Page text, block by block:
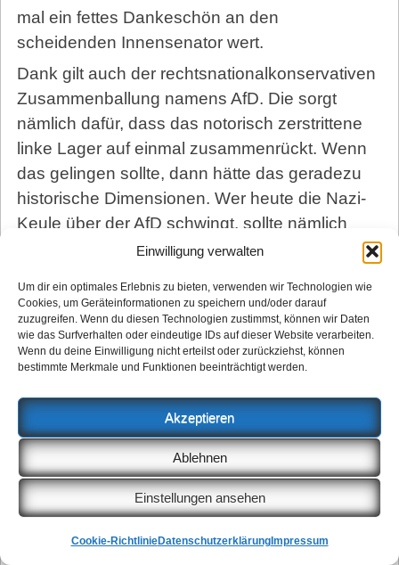
Einwilligung verwalten
Um dir ein optimales Erlebnis zu bieten, verwenden wir Technologien wie
Cookies, um Geräteinformationen zu speichern und/oder darauf
zuzugreifen. Wenn du diesen Technologien zustimmst, können wir Daten
wie das Surfverhalten oder eindeutige IDs auf dieser Website verarbeiten.
Wenn du deine Einwilligung nicht erteilst oder zurückziehst, können
bestimmte Merkmale und Funktionen beeinträchtigt werden.
Akzeptieren
Ablehnen
Einstellungen ansehen
Cookie-RichtlinieDatenschutzerklärungImpressum
mal ein fettes Dankeschön an den
scheidenden Innensenator wert.
Dank gilt auch der rechtsnationalkonservativen
Zusammenballung namens AfD. Die sorgt
nämlich dafür, dass das notorisch zerstrittene
linke Lager auf einmal zusammenrückt. Wenn
das gelingen sollte, dann hätte das geradezu
historische Dimensionen. Wer heute die Nazi-
Keule über der AfD schwingt, sollte nämlich
nicht vergessen, dass der Auftieg der Nazis
Sozialdemokraten und Kommunisten
spinnefeind waren. Wenn die AfD Grüne, Linke
und SPD zusammenschweißt, dann könnte es
auf Jahre hinaus eine stabile linksliberale
Mehrheit geben. Abgesehen davon ist das
bürgerlich-rechte Lager, das in Berlin jetzt auf
38 Prozent kommt, so heterogen, wie es das
linke Lager über Jahrezehnte war. Eine
Zusammenarbeit von AfD und CDU ist auf
lange Sicht nur schwer vorstellbar. Eine FDP,
die sich gerade so berappelt hat, wird die